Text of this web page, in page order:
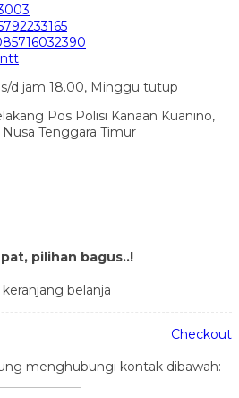
d jam 18.00, Minggu tutup
Pos Polisi Kanaan Kuanino,
Tenggara Timur
pilihan bagus..!
belanja
Checkout
menghubungi kontak dibawah: